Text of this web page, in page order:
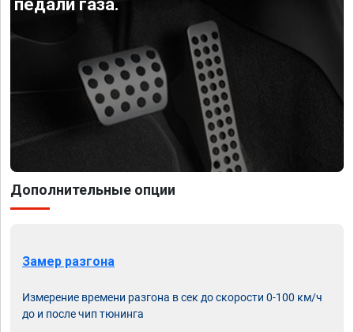
педали газа.
Дополнительные опции
Замер разгона
Измерение времени разгона в сек до скорости 0-100 км/ч
до и после чип тюнинга